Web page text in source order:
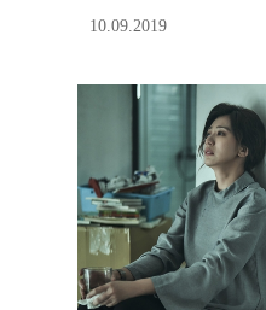
10.09.2019